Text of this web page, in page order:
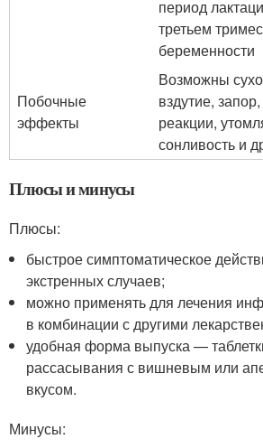
период
третьем
беременности
Побочные
эффекты
Возможны
вздутие,
реакции,
сонливость и
Плюсы и минусы
Плюсы:
быстрое симптоматическое
экстренных случаев;
можно применять для лечения
в комбинации с другими
удобная форма выпуска —
рассасывания с вишневым или
вкусом.
Минусы: